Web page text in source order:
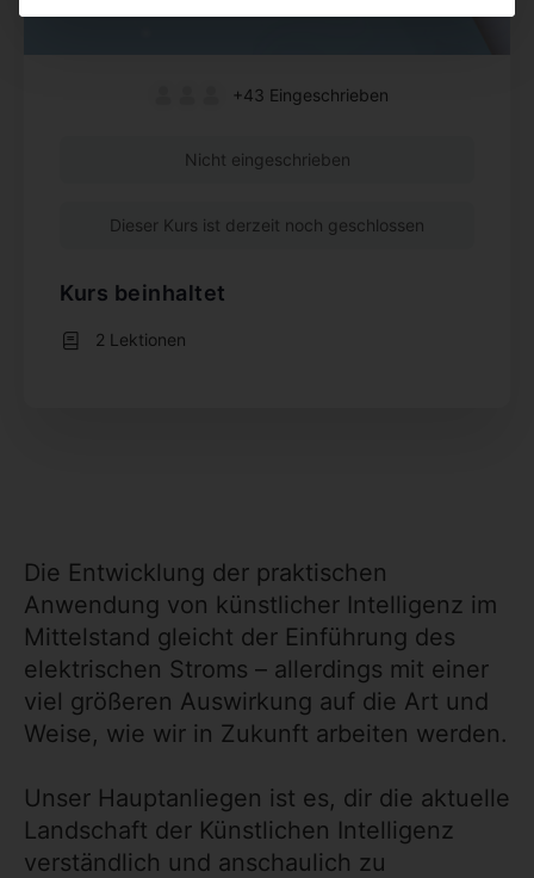
Die Entwicklung der praktischen
Anwendung von künstlicher Intelligenz im
Mittelstand gleicht der Einführung des
elektrischen Stroms – allerdings mit einer
viel größeren Auswirkung auf die Art und
Weise, wie wir in Zukunft arbeiten werden.
Unser Hauptanliegen ist es, dir die aktuelle
Landschaft der Künstlichen Intelligenz
verständlich und anschaulich zu
+43 Eingeschrieben
Nicht eingeschrieben
Dieser Kurs ist derzeit noch geschlossen
Kurs beinhaltet
2 Lektionen